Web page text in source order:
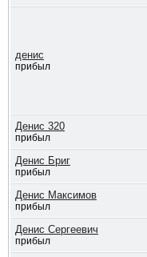
денис
прибыл
Денис 320
прибыл
Денис Бриг
прибыл
Денис Максимов
прибыл
Денис Сергеевич
прибыл